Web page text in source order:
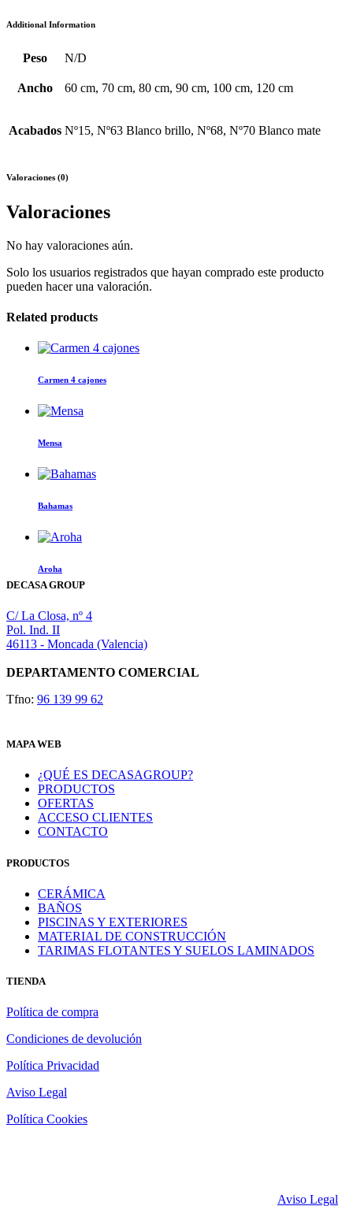
Additional Information
Peso N/D
Ancho 60 cm, 70 cm, 80 cm, 90 cm, 100 cm, 120 cm
Acabados Nº15, Nº63 Blanco brillo, Nº68, Nº70 Blanco mate
Valoraciones (0)
Valoraciones
No hay valoraciones aún.
Solo los usuarios registrados que hayan comprado este producto
pueden hacer una valoración.
Related products
Este
Carmen 4 cajones
Las
página
producto
Mensa
Bahamas
Aroha
DECASA GROUP
C/ La Closa, nº 4
Pol. Ind. II
46113 - Moncada (Valencia)
DEPARTAMENTO COMERCIAL
Tfno: 96 139 99 62
MAPA WEB
¿QUÉ ES DECASAGROUP?
PRODUCTOS
OFERTAS
ACCESO CLIENTES
CONTACTO
PRODUCTOS
CERÁMICA
BAÑOS
PISCINAS Y EXTERIORES
MATERIAL DE CONSTRUCCIÓN
TARIMAS FLOTANTES Y SUELOS LAMINADOS
TIENDA
Política de compra
Condiciones de devolución
Política Privacidad
Aviso Legal
Política Cookies
Aviso Legal